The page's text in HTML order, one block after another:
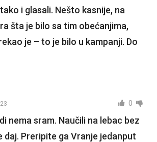
i glasali. Nešto kasnije, na
šta je bilo sa tim obećanjima,
je – to je bilo u kampanji. Do
0
nema sram. Naučili na lebac bez
daj. Preripite ga Vranje jedanput